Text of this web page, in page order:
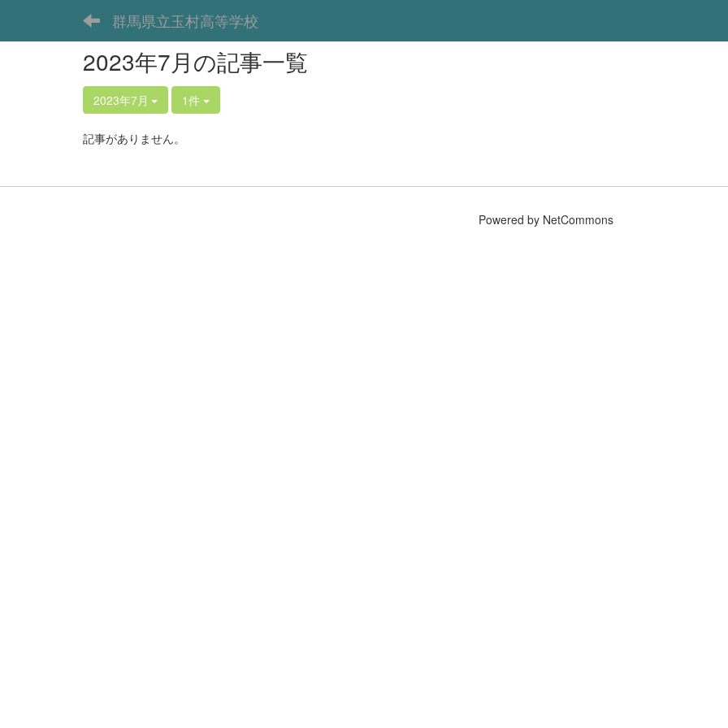
群馬県立玉村高等学校
2023年7月の記事一覧
2023年7月 1件
記事がありません。
Powered by NetCommons